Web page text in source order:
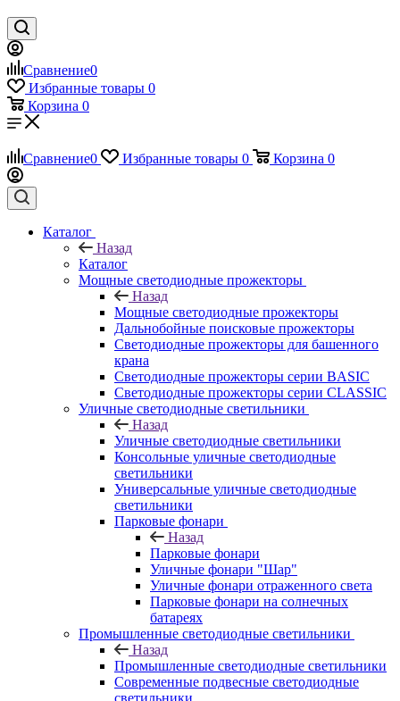
Сравнение0
Избранные товары 0
Корзина 0
Сравнение0 Избранные товары 0 Корзина 0
Каталог
Назад
Каталог
Мощные светодиодные прожекторы
Назад
Мощные светодиодные прожекторы
Дальнобойные поисковые прожекторы
Светодиодные прожекторы для башенного
крана
Светодиодные прожекторы серии BASIC
Светодиодные прожекторы серии CLASSIC
Уличные светодиодные светильники
Назад
Уличные светодиодные светильники
Консольные уличные светодиодные
светильники
Универсальные уличные светодиодные
светильники
Парковые фонари
Назад
Парковые фонари
Уличные фонари "Шар"
Уличные фонари отраженного света
Парковые фонари на солнечных
батареях
Промышленные светодиодные светильники
Назад
Промышленные светодиодные светильники
Современные подвесные светодиодные
светильники